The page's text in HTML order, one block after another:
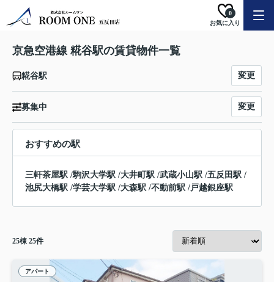
お気に入り
0
京急空港線 糀谷駅の賃貸物件一覧
糀谷駅 変更
募集中 変更
おすすめの駅
三軒茶屋駅 /駒沢大学駅 /大井町駅 /武蔵小山駅 /五反田駅 /
池尻大橋駅 /学芸大学駅 /大森駅 /不動前駅 /戸越銀座駅
25棟 25件
アパート